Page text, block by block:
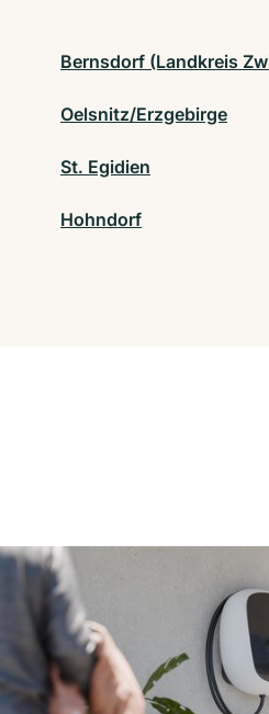
Bernsdorf (Landkreis
Oelsnitz/Erzgebirge
St. Egidien
Hohndorf